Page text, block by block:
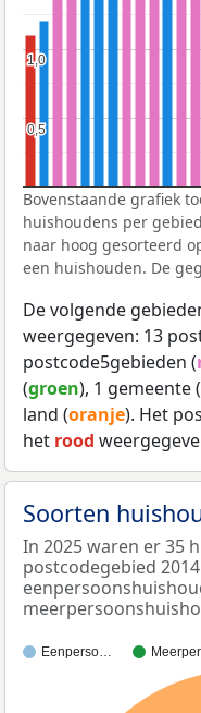
0,5
0,5
1,0
1,0
Bovenstaande grafiek
huishoudens per
naar hoog gesorteerd
een huishouden. De
De volgende
weergegeven: 13
postcode5gebieden (
(groen), 1 gemeente (
land (oranje). Het
het rood
Soorten
In 2025 waren er 35
postcodegebied
Eenperso…